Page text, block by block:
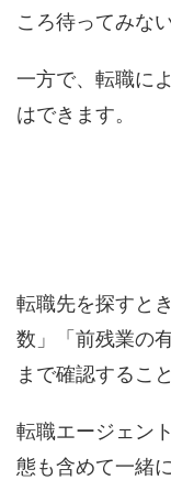
ころ待ってみな
一方で、転職に
はできます。
転職先を探すと
数」「前残業の
まで確認するこ
転職エージェン
態も含めて一緒